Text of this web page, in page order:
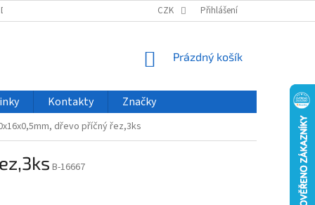
VELKOOBCHOD ČASTO KLADENÉ DOTAZY
CZK Přihlášení
NÁKUPNÍ
Prázdný košík
Kontakty Značky
dřevo příčný řez,3ks
B-16667